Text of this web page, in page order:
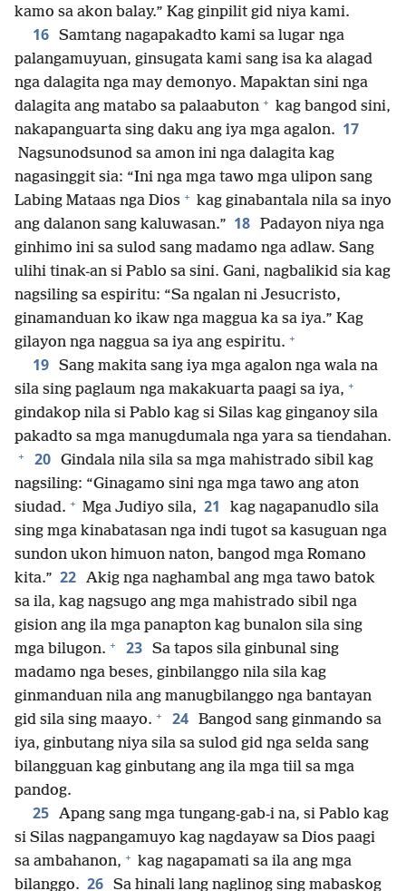
kamo sa akon balay.” Kag ginpilit gid niya kami.
16 Samtang nagapakadto kami sa lugar nga
palangamuyuan, ginsugata kami sang isa ka alagad
nga dalagita nga may demonyo. Mapaktan sini nga
dalagita ang matabo sa palaabuton + kag bangod sini,
nakapanguarta sing daku ang iya mga agalon. 17
Nagsunodsunod sa amon ini nga dalagita kag
nagasinggit sia: “Ini nga mga tawo mga ulipon sang
Labing Mataas nga Dios + kag ginabantala nila sa inyo
ang dalanon sang kaluwasan.” 18 Padayon niya nga
ginhimo ini sa sulod sang madamo nga adlaw. Sang
ulihi tinak-an si Pablo sa sini. Gani, nagbalikid sia kag
nagsiling sa espiritu: “Sa ngalan ni Jesucristo,
ginamanduan ko ikaw nga maggua ka sa iya.” Kag
gilayon nga naggua sa iya ang espiritu. +
19 Sang makita sang iya mga agalon nga wala na
sila sing paglaum nga makakuarta paagi sa iya, +
gindakop nila si Pablo kag si Silas kag ginganoy sila
pakadto sa mga manugdumala nga yara sa tiendahan.
+ 20 Gindala nila sila sa mga mahistrado sibil kag
nagsiling: “Ginagamo sini nga mga tawo ang aton
siudad. + Mga Judiyo sila, 21
kag nagapanudlo sila
sing mga kinabatasan nga indi tugot sa kasuguan nga
sundon ukon himuon naton, bangod mga Romano
kita.” 22 Akig nga naghambal ang mga tawo batok
sa ila, kag nagsugo ang mga mahistrado sibil nga
gision ang ila mga panapton kag bunalon sila sing
mga bilugon. + 23 Sa tapos sila ginbunal sing
madamo nga beses, ginbilanggo nila sila kag
ginmanduan nila ang manugbilanggo nga bantayan
gid sila sing maayo. + 24 Bangod sang ginmando sa
iya, ginbutang niya sila sa sulod gid nga selda sang
bilangguan kag ginbutang ang ila mga tiil sa mga
pandog.
25 Apang sang mga tungang-gab-i na, si Pablo kag
si Silas nagpangamuyo kag nagdayaw sa Dios paagi
sa ambahanon, + kag nagapamati sa ila ang mga
bilanggo. 26 Sa hinali lang naglinog sing mabaskog